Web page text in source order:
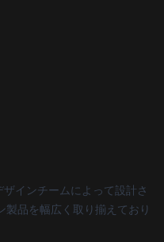
インチームによって設計さ
製品を幅広く取り揃えており